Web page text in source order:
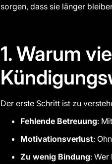
sorgen, dass sie länger
1. Warum
Der erste Schritt ist zu
Fehlende Betreuung:
Motivationsverlust:
Zu wenig Bindung: